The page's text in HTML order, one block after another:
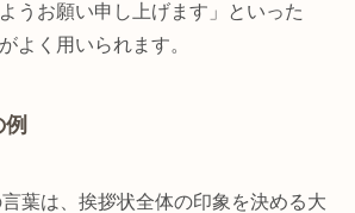
うお願い申し上げます」といった
よく用いられます。
葉は、挨拶状全体の印象を決める大